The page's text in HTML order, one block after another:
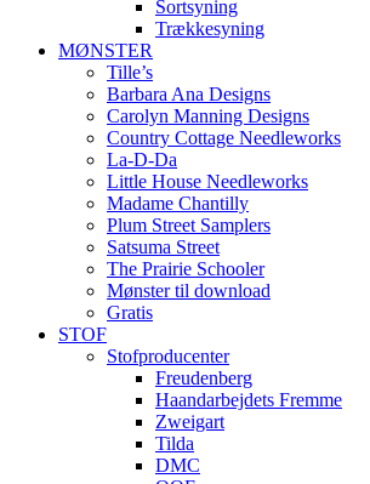
Sortsyning
Trækkesyning
MØNSTER
Tille’s
Barbara Ana Designs
Carolyn Manning Designs
Country Cottage Needleworks
La-D-Da
Little House Needleworks
Madame Chantilly
Plum Street Samplers
Satsuma Street
The Prairie Schooler
Mønster til download
Gratis
STOF
Stofproducenter
Freudenberg
Haandarbejdets Fremme
Zweigart
Tilda
DMC